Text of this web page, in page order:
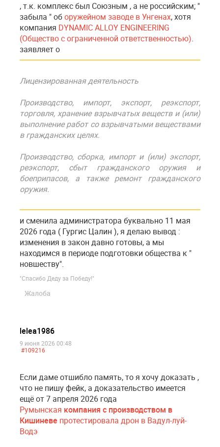
, т.к. комплекс был Союзным , а не российским; "
забыла " оборужейном заводе в Унгенах, хотя
компания DYNAMIC ALLOY ENGINEERING
(Общество с ограниченной ответственностью).
заявляет о
Лицензированная деятельность
Производство, импорт, экспорт, реэкспорт,
торговля, хранение взрывчатых веществ и (или)
выполнение работ со взрывчатыми веществами
в гражданских целях.
Производство, сборка, импорт и (или) экспорт,
реэкспорт, сбыт гражданского оружия и
боеприпасов, а также ремонт гражданского
оружия.
и сменила администратора буквально 11 мая
2026 года ( Гургис Цалин ), я делаю вывод :
изменения в закон давно готовы, а мы
находимся в периоде подготовки общества к "
новшеству".
"Спасибо Деду за Победу!"
Жалоба
lelea1986
9 июня 2026 00:48
#109216
Если даме отшибло память, то я хочу доказать ,
что не пишу фейк, а доказательство имеется
ещё от 7 апреля 2026 года
Румынская компания с производством в
Кишиневе протестировала дрон в Вадул-луй-
Водэ